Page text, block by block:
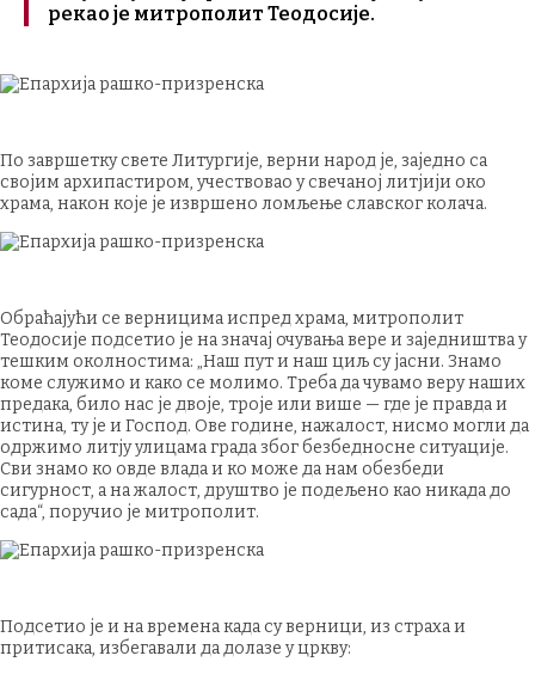
рекао је митрополит Теодосије.
По завршетку свете Литургије, верни народ је, заједно са
својим архипастиром, учествовао у свечаној литјији око
храма, након које је извршено ломљење славског колача.
Обраћајући се верницима испред храма, митрополит
Теодосије подсетио је на значај очувања вере и заједништва у
тешким околностима: „Наш пут и наш циљ су јасни. Знамо
коме служимо и како се молимо. Треба да чувамо веру наших
предака, било нас је двоје, троје или више — где је правда и
истина, ту је и Господ. Ове године, нажалост, нисмо могли да
одржимо литју улицама града због безбедносне ситуације.
Сви знамо ко овде влада и ко може да нам обезбеди
сигурност, а на жалост, друштво је подељено као никада до
сада“, поручио је митрополит.
Подсетио је и на времена када су верници, из страха и
притисака, избегавали да долазе у цркву: